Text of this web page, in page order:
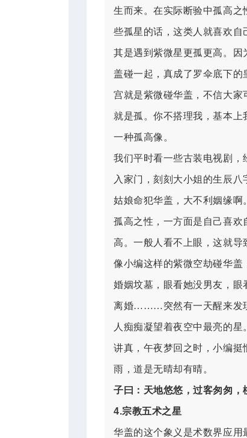
生而来。在实际断验中孤高
些孤星的话，这类人就喜欢
其是遇到紫微星更孤更高。
盖碰一起，真成了罗伞底下
宫就是紫微碰华盖，不信大家
就是孤。你不搭理我，基本
一种孤高像。
我们平时看一些古装电视剧
入家门，刻刻大小姐的生辰八
姑娘命犯华盖，大不利姻缘
孤高之性，一方面是自己喜
高。一般人看不上眼，这就导
像小编这样的紫微空劫碰华盖
婚姻坟墓，眼看她没男友，
离婚………突然有一天醒来发
人痴痴凝望着夜空中最亮的星
讲真，午夜梦回之时，小编
雨，道是无晴却有晴。
子曰：天地悠悠，过客匆匆，
4.宗教五术之星
华盖的这个象义是术数界应